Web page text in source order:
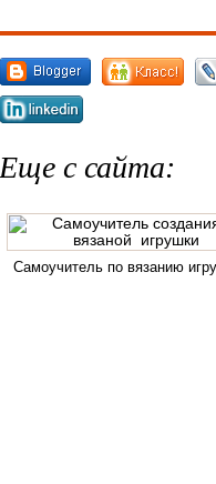
Еще с сайта:
Самоучитель по вязанию